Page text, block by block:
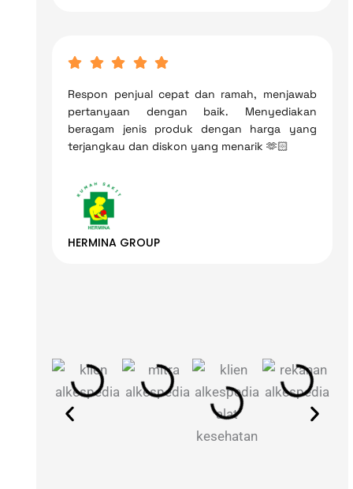
Respon penjual cepat dan ramah, menjawab
pertanyaan dengan baik. Menyediakan
beragam jenis produk dengan harga yang
terjangkau dan diskon yang menarik 🫶🏻
HERMINA GROUP